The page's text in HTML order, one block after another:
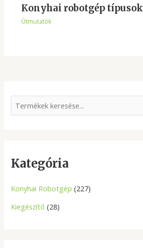
e
c
Kategória
Konyhai Robotgép (227)
Kiegészítő (28)
Konyhai robotgép típusok
Útmutatók